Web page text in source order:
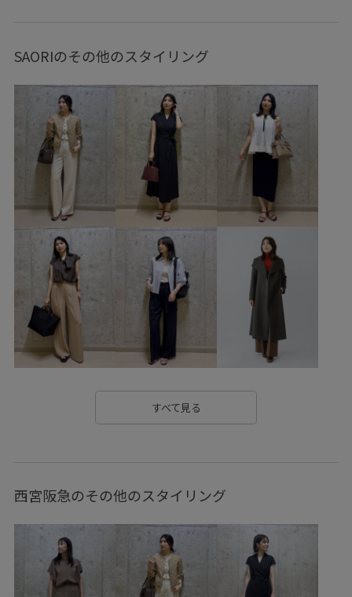
GGM26150 GGX86610
26SS_ROPÉ E'POR_mini
GG coolstyle 07 PacSac popup0206 RainGoods
ROPÉ TOPS ROPÉ_RECOMMEND BOTTOMS
ROPÉ_オフィスカジュアル ROPÉ_リネンアイテム
ROPÉ_美人スカート Sサイズフェア対象 Tシャツ
WEB限定 【E'POR】 お手入れしやすい きちんと感
きれいに見える きれいめ こなれ感
しっかりフィット ゆったり アクティブシーン
エレガント オフィス オンにもオフにも カジュアル
カーディガン
キーホルダー ギンガムチェック
シワになりにくい シンプル シンプルなニット
シンプルカットソー ジャケット スタイリッシュ
スタイルアップ スタンプラリー対象 スッキリ
セット タイト タイトスカート タンクトップ
SAORIのその他のスタイリング
すべて見る
西宮阪急のその他のスタイリング